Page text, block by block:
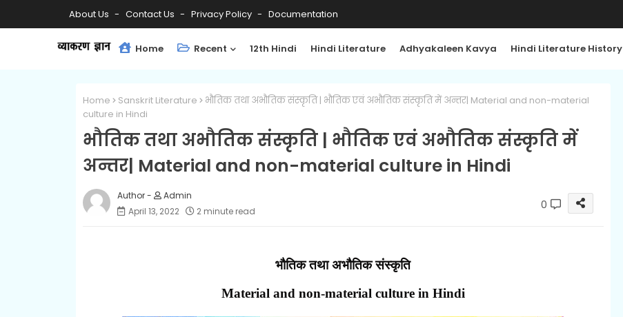
About Us Contact Us Privacy Policy Documentation
Home Recent 12th Hindi Hindi Literature Adhyakaleen Kavya Hindi Literature History
Home Sanskrit Literature
भौतिक तथा अभौतिक संस्कृति | भौतिक एवं अभौतिक संस्कृति में अन्तर| Material and non-material
culture in Hindi
भौतिक तथा अभौतिक संस्कृति | भौतिक एवं अभौतिक संस्कृति में
अन्तर| Material and non-material culture in Hindi
Admin
April 13, 2022
2 minute read 0
भौतिक तथा अभौतिक संस्कृति
Material and non-material culture in Hindi